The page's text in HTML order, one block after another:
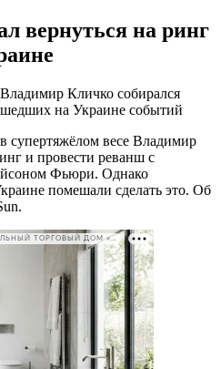
вернуться на ринг
Кличко собирался
на Украине событий
супертяжёлом весе Владимир
и провести реванш с
Фьюри. Однако
помешали сделать это. Об
РЕКЛАМА • ООО СТРОИТЕЛЬНЫЙ ТОРГОВЫЙ ДОМ «ПЕТРОВИЧ». ИНН: 7802348846